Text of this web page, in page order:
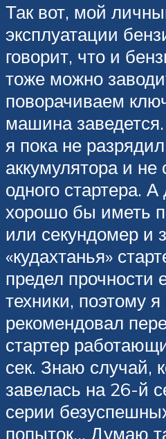
Так вот, мой
эксплуатации
говорит, что и
тоже можно
поворачиваем
машина
я пока не
аккумулятора и не
одного стартера. А
хорошо бы иметь
или секундомер и
«кудахтанья»
предел прочности
техники, поэтому
рекомендовал
стартер
сек. Знаю случай,
завелась на 26-й
серии
попыток… Думаю